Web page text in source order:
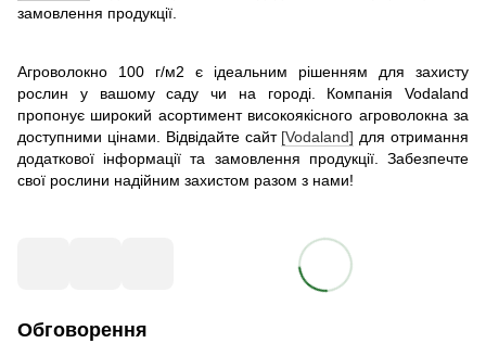
замовлення продукції.
Агроволокно 100 г/м2 є ідеальним рішенням для захисту
рослин у вашому саду чи на городі. Компанія Vodaland
пропонує широкий асортимент високоякісного агроволокна за
доступними цінами. Відвідайте сайт [Vodaland] для отримання
додаткової інформації та замовлення продукції. Забезпечте
свої рослини надійним захистом разом з нами!
Обговорення